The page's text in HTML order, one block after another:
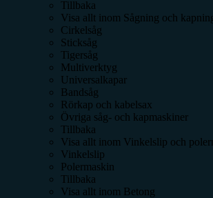
Tillbaka
Visa allt inom Sågning och
Cirkelsåg
Sticksåg
Tigersåg
Multiverktyg
Universalkapar
Bandsåg
Rörkap och kabelsax
Övriga såg- och kapmaskiner
Tillbaka
Visa allt inom Vinkelslip och
Vinkelslip
Polermaskin
Tillbaka
Visa allt inom Betong